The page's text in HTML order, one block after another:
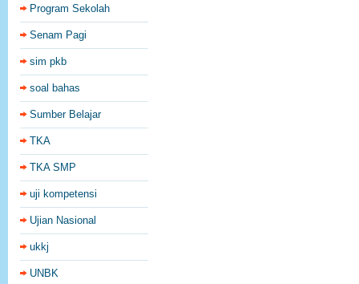
Program Sekolah
Senam Pagi
sim pkb
soal bahas
Sumber Belajar
TKA
TKA SMP
uji kompetensi
Ujian Nasional
ukkj
UNBK